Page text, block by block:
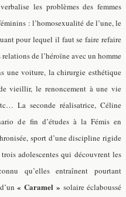
les problèmes des femmes
: l’homosexualité de l’une, le
pour lequel il faut se faire refaire
de l’héroïne avec un homme
une voiture, la chirurgie esthétique
vieillir, le renoncement à une vie
La seconde réalisatrice, Céline
de fin d’études à la Fémis en
sport d’une discipline rigide
adolescentes qui découvrent les
qu’elles entraînent pourtant
« Caramel » solaire éclaboussé